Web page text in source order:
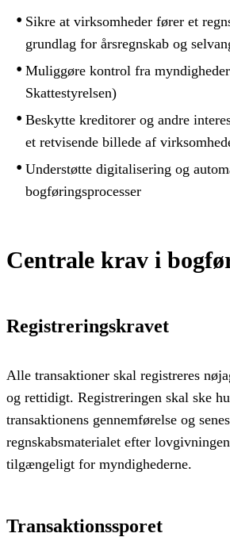
Sikre at virksomheder fører et
grundlag for årsregnskab og
Muliggøre kontrol fra
Skattestyrelsen)
Beskytte kreditorer og andre
et retvisende billede af
Understøtte digitalisering og
bogføringsprocesser
Centrale krav i
Registreringskravet
Alle transaktioner skal registreres
og rettidigt. Registreringen skal ske
transaktionens gennemførelse og
regnskabsmaterialet efter
tilgængeligt for myndighederne.
Transaktionssporet